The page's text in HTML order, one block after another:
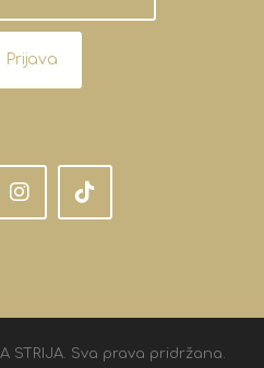
Prijava
STRIJA. Sva prava pridržana.